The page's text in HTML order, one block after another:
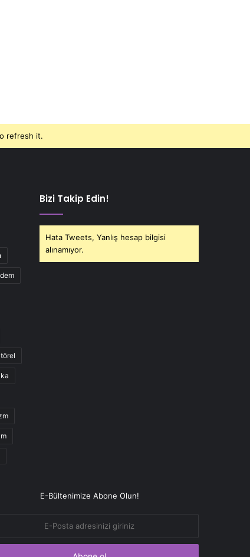
refresh it.
Bizi Takip Edin!
Hata Tweets, Yanlış hesap bilgisi
alınamıyor.
E-Bültenimize Abone Olun!